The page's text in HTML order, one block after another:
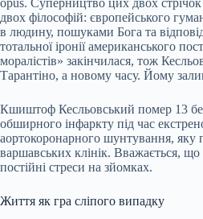
opus. Суперництво цих двох стрічок
двох філософій: європейського
в людину, пошуками Бога та
тотальної іронії американського
моралістів» закінчилася, тож
Тарантіно, а новому часу. Йому
Кшиштоф Кесльовський помер 13
обширного інфаркту під час
аортокоронарного шунтування, яку
варшавських клінік. Вважається,
постійні стреси на зйомках.
Життя як гра сліпого випадку